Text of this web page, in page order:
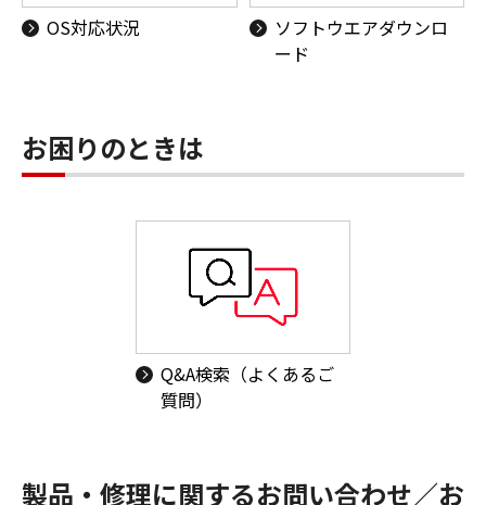
OS対応状況
ソフトウエアダウンロ
ード
お困りのときは
Q&A検索（よくあるご
質問）
製品・修理に関するお問い合わせ／お